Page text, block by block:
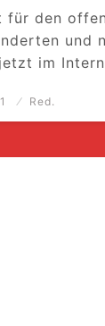
für den
und
im
Red.